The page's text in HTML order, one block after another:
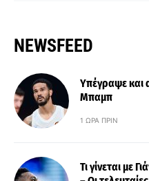
NEWSFEED
Υπέγραψε και
Μπαμπ
1 ΏΡΑ ΠΡΙΝ
Τι γίνεται με